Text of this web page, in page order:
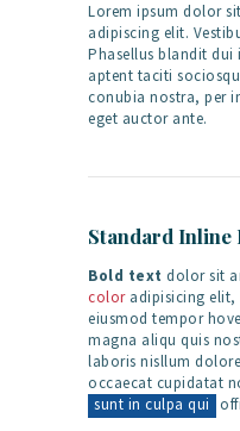
Lorem ipsum dolor
adipiscing elit.
Phasellus blandit
aptent taciti
conubia nostra, per
eget auctor ante.
Standard Inline
Bold text dolor sit
coloradipisicing elit,
eiusmod tempor
magna aliqu quis
laboris nisllum
occaecat cupidatat
sunt in culpa qui